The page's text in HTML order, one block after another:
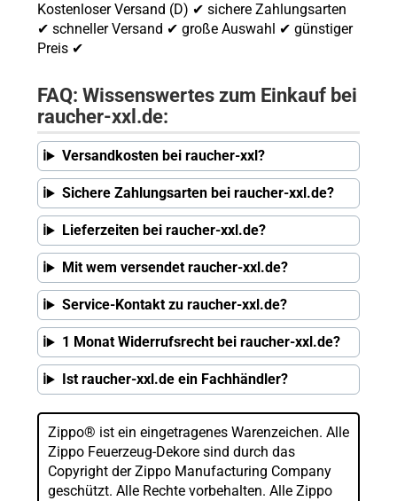
Kostenloser Versand (D) ✔ sichere Zahlungsarten
✔ schneller Versand ✔ große Auswahl ✔ günstiger
Preis ✔
FAQ: Wissenswertes zum Einkauf bei
raucher-xxl.de:
Versandkosten bei raucher-xxl?
Sichere Zahlungsarten bei raucher-xxl.de?
Lieferzeiten bei raucher-xxl.de?
Mit wem versendet raucher-xxl.de?
Service-Kontakt zu raucher-xxl.de?
1 Monat Widerrufsrecht bei raucher-xxl.de?
Ist raucher-xxl.de ein Fachhändler?
Zippo® ist ein eingetragenes Warenzeichen. Alle
Zippo Feuerzeug-Dekore sind durch das
Copyright der Zippo Manufacturing Company
geschützt. Alle Rechte vorbehalten. Alle Zippo